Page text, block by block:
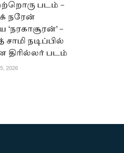
படம் –
நரேன்
‘நரகாசூரன்’ –
சாமி நடிப்பில்
திரில்லர் படம்
2026